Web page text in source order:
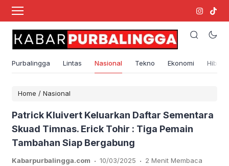
Purbalingga Lintas Nasional Tekno Ekonomi
Home / Nasional
Patrick Kluivert Keluarkan Daftar Sementara
Skuad Timnas. Erick Tohir : Tiga Pemain
Tambahan Siap Bergabung
Kabarpurbalingga.com . 10/03/2025 . 2 Menit Membaca